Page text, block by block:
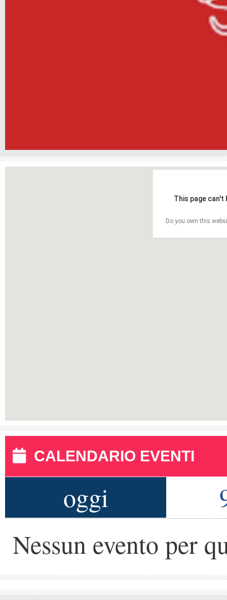
This page
Do you own this
CALENDARIO EVENTI
oggi
Nessun evento per